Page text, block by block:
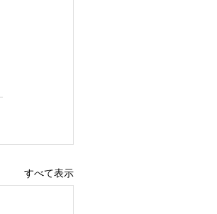
すべて表示